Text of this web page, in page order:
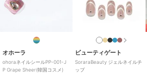
オホーラ
ohoraネイルシールPP-001-J
P Grape Sheer(韓国コスメ)
ビューティゲート
SoraraBeauty ジェルネイルチ
ップ